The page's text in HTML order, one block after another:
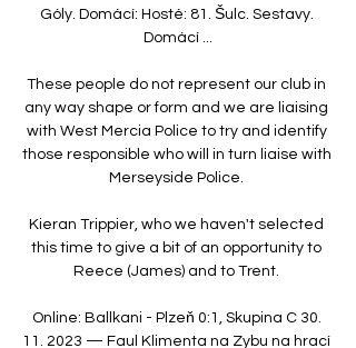
Góly. Domácí: Hosté: 81. Šulc. Sestavy.
Domácí ...
These people do not represent our club in
any way shape or form and we are liaising
with West Mercia Police to try and identify
those responsible who will in turn liaise with
Merseyside Police.
Kieran Trippier, who we haven't selected
this time to give a bit of an opportunity to
Reece (James) and to Trent.
Online: Ballkani - Plzeň 0:1, Skupina C 30.
11. 2023 — Faul Klimenta na Zybu na hrací